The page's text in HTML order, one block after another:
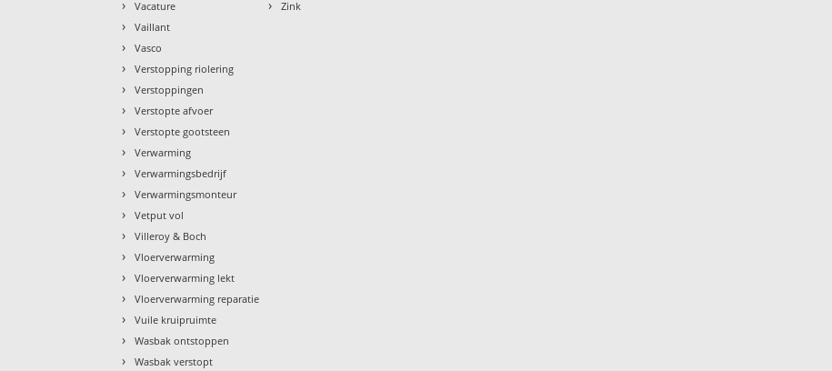
› Vacature
› Vaillant
› Vasco
› Verstopping riolering
› Verstoppingen
› Verstopte afvoer
› Verstopte gootsteen
› Verwarming
› Verwarmingsbedrijf
› Verwarmingsmonteur
› Vetput vol
› Villeroy & Boch
› Vloerverwarming
› Vloerverwarming lekt
› Vloerverwarming reparatie
› Vuile kruipruimte
› Wasbak ontstoppen
› Wasbak verstopt
› Zink